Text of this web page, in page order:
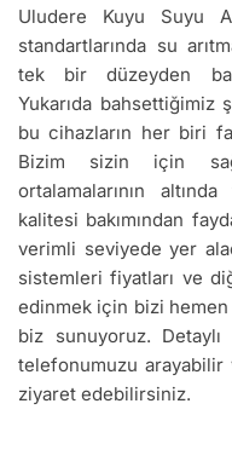
Uludere Kuyu Suyu
standartlarında su
tek bir düzeyden
Yukarıda bahsettiğimiz
bu cihazların her biri
Bizim sizin için
ortalamalarının
kalitesi bakımından
verimli seviyede yer
sistemleri fiyatları ve
edinmek için bizi hemen
biz sunuyoruz.
telefonumuzu arayabilir
ziyaret edebilirsiniz.